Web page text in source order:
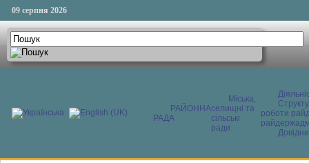
09 серпня 2026
РАЙОННА
РАДА
Міська,
селищні та
сільські
ради
роботи